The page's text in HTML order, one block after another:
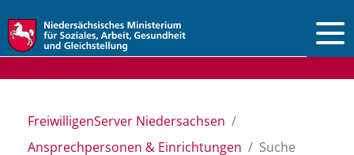
FreiwilligenServer Niedersachsen
Ansprechpersonen & Einrichtungen
Suche